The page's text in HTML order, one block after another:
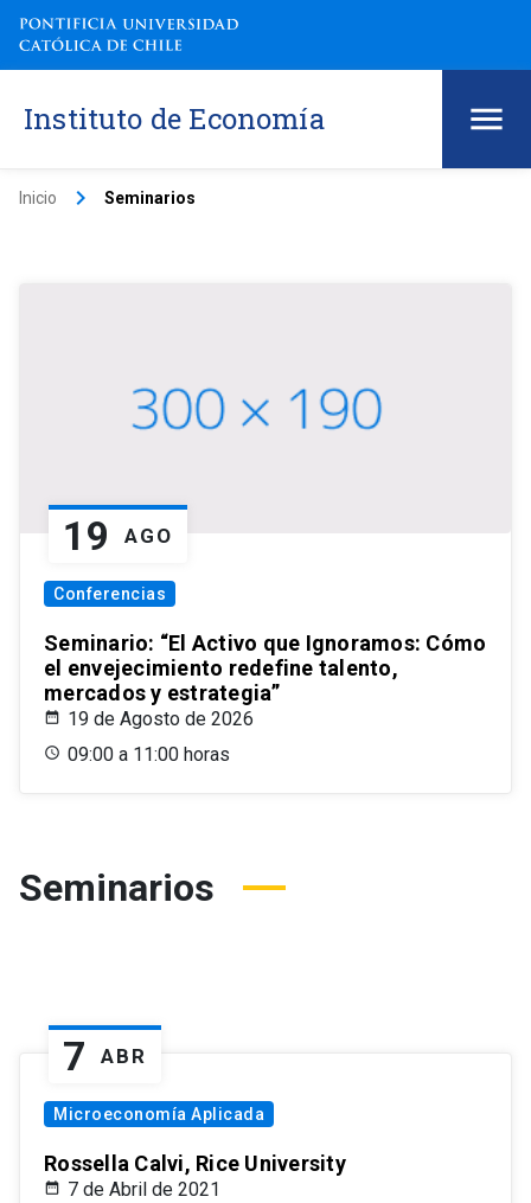
Instituto de Economía
Inicio keyboard_arrow_right Seminarios
19 AGO
Conferencias
Seminario: “El Activo que Ignoramos: Cómo
el envejecimiento redefine talento,
mercados y estrategia”
19 de Agosto de 2026
09:00 a 11:00 horas
Seminarios
7 ABR
Microeconomía Aplicada
Rossella Calvi, Rice University
7 de Abril de 2021